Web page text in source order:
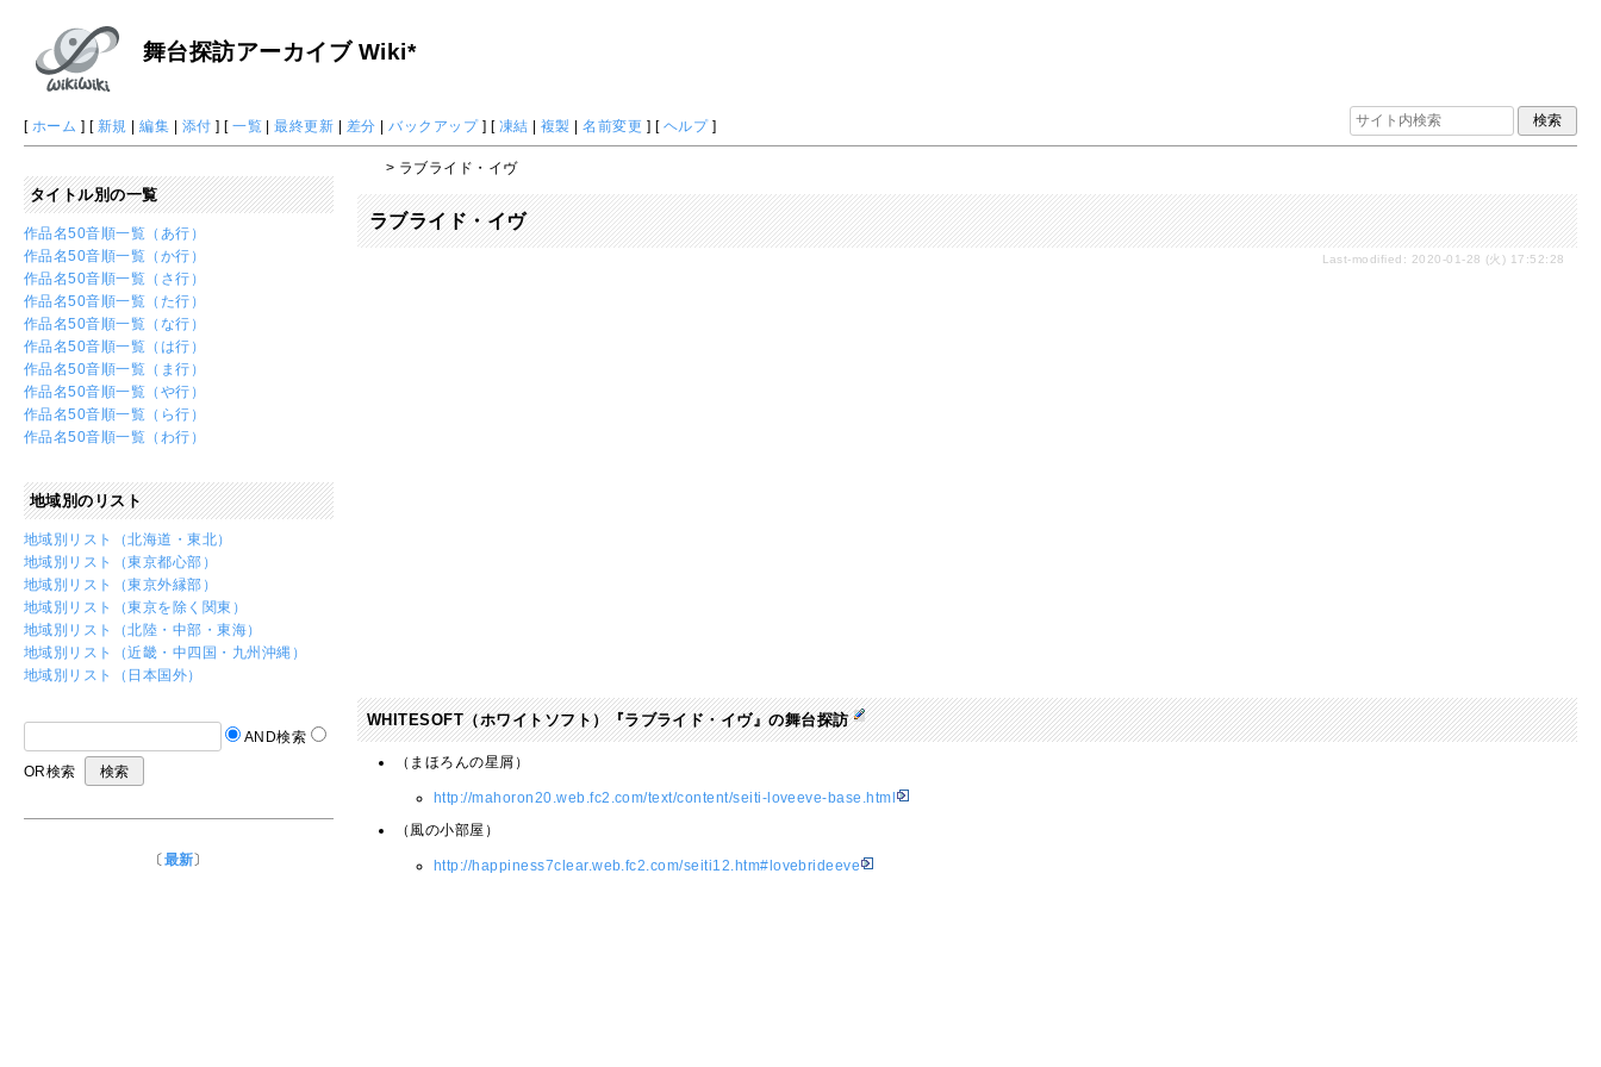
舞台探訪アーカイブ Wiki*
[ ホーム ] [ 新規 |編集 | 添付 ] [一覧 |最終更新 | 差分 |バックアップ] [ 凍結 | 複製 |名前変更 ] [ ヘルプ]
> ラブライド・イヴ
ラブライド・イヴ
Last-modified: 2020-01-28 (火) 17:52:28
WHITESOFT（ホワイトソフト）『ラブライド・イヴ』の舞台探訪
（まほろんの星屑）
http://mahoron20.web.fc2.com/text/content/seiti-loveeve-base.html
（風の小部屋）
http://happiness7clear.web.fc2.com/seiti12.htm#lovebrideeve
タイトル別の一覧
作品名50音順一覧（あ行）
作品名50音順一覧（か行）
作品名50音順一覧（さ行）
作品名50音順一覧（た行）
作品名50音順一覧（な行）
作品名50音順一覧（は行）
作品名50音順一覧（ま行）
作品名50音順一覧（や行）
作品名50音順一覧（ら行）
作品名50音順一覧（わ行）
地域別のリスト
地域別リスト（北海道・東北）
地域別リスト（東京都心部）
地域別リスト（東京外縁部）
地域別リスト（東京を除く関東）
地域別リスト（北陸・中部・東海）
地域別リスト（近畿・中四国・九州沖縄）
地域別リスト（日本国外）
AND検索
OR検索
〔 最新〕